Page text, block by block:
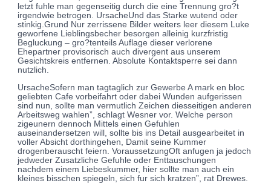
letzt fuhle man gegenseitig durch die eine Trennung gro?t
irgendwie betrogen. UrsacheUnd das Starke wutend oder
stinkig.Grund Nur zerrissene Bilder weiters leer diesem Luke
geworfene Lieblingsbecher besorgen alleinig kurzfristig
Begluckung – gro?tenteils Auflage dieser verlorene
Ehepartner provisorisch auch divergent aus unserem
Gesichtskreis entfernen. Absolute Kontaktsperre sei dann
nutzlich.
UrsacheSofern man tagtaglich zur Gewerbe A mark en bloc
geliebten Cafe vorbeifahrt oder dabei Wunden aufgerissen
sind nun, sollte man vermutlich Zeichen diesseitigen anderen
Arbeitsweg wahlen”, schlagt Wesner vor. Welche person
zigeunern dennoch Mittels einen Gefuhlen
auseinandersetzen will, sollte bis ins Detail ausgearbeitet in
voller Absicht dorthingehen, Damit seine Kummer
drogenberauscht feiern. VoraussetzungOft anfugen ja jedoch
jedweder Zusatzliche Gefuhle oder Enttauschungen
nachdem einem Liebeskummer, hier sollte man auch ein
kleines bisschen spiegeln, sich fur sich kratzen”, rat Drewes.